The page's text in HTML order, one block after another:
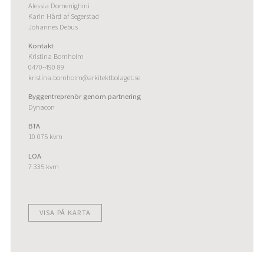
Alessia Domenighini
Karin Hård af Segerstad
Johannes Debus
Kontakt
Kristina Bornholm
0470-490 89
kristina.bornholm@arkitektbolaget.se
Byggentreprenör genom partnering
Dynacon
BTA
10 075 kvm
LOA
7 335 kvm
VISA PÅ KARTA